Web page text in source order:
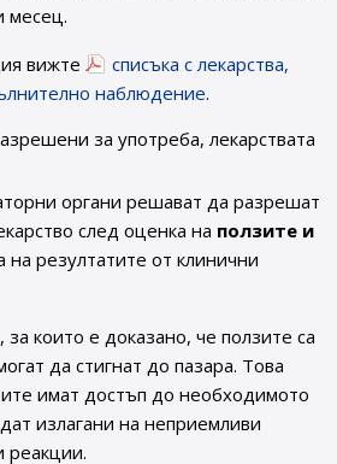
месец.
вижте
списъка с лекарства,
наблюдение.
за употреба, лекарствата
органи решават да разрешат
след оценка на ползите и
на резултатите от клинични
за които е доказано, че ползите са
да стигнат до пазара. Това
имат достъп до необходимото
излагани на неприемливи
реакции.